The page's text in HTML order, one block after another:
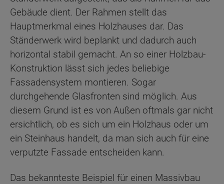
Gebäude dient. Der Rahmen stellt das
Hauptmerkmal eines Holzhauses dar. Das
Ständerwerk wird beplankt und dadurch auch
horizontal stabil gemacht. An so einer Holzbau-
Konstruktion lässt sich jedes beliebige
Fassadensystem montieren. Sogar
durchgehende Glasfronten sind möglich. Aus
diesem Grund ist es von Außen oftmals gar nicht
ersichtlich, ob es sich um ein Holzhaus oder um
ein Steinhaus handelt, da man sich auch für eine
verputzte Fassade entscheiden kann.
Das bekannteste Beispiel für einen Massivbau